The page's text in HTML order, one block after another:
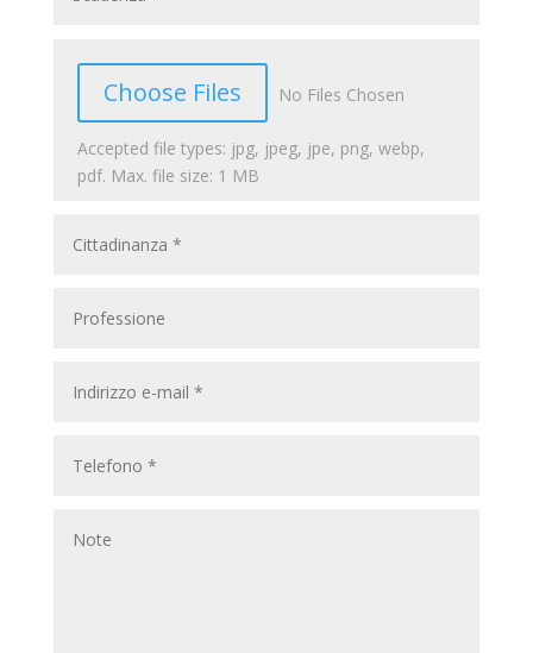
Choose Files No Files Chosen
Accepted file types: jpg, jpeg, jpe, png, webp,
pdf. Max. file size: 1 MB